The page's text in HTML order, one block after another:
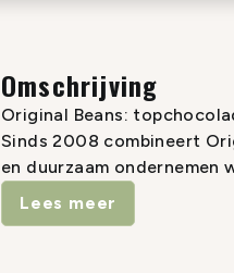
Omschrijving
Original Beans:
Sinds 2008 combineert
en duurzaam
Bean-team reist tot in de
de meest zeldzame cacao
Lees meer